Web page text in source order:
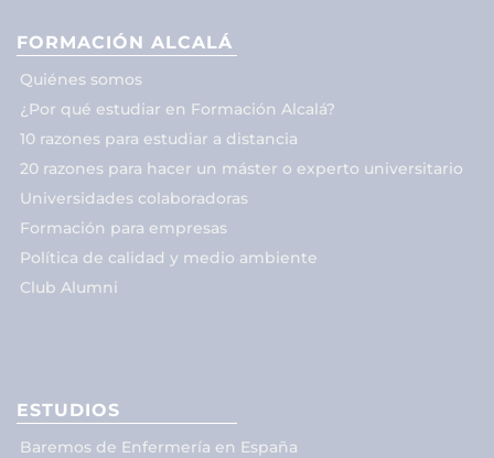
FORMACIÓN ALCALÁ
Quiénes somos
¿Por qué estudiar en Formación Alcalá?
10 razones para estudiar a distancia
20 razones para hacer un máster o experto universitario
Universidades colaboradoras
Formación para empresas
Política de calidad y medio ambiente
Club Alumni
ESTUDIOS
Baremos de Enfermería en España